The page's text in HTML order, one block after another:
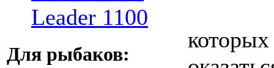
Leader 1100
Для рыбаков: